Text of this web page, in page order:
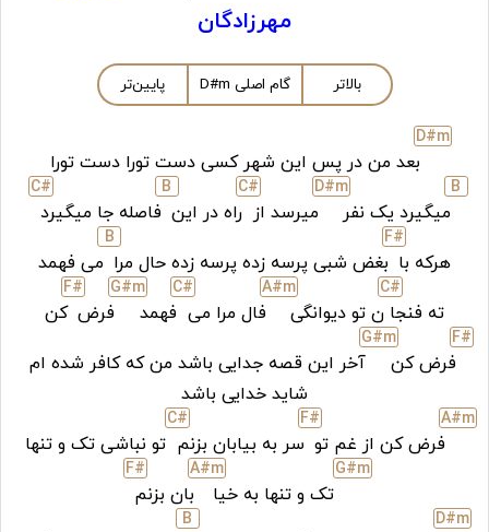
مهرزادگان
بالاتر گام اصلی D#m پایین‌تر
D#m
بعد من در پس این شهر کسی دست تورا دست تورا
B
میگیرد یک نفر
D#m
میرسد از
C#
راه در این
B
فاصله جا میگیرد
C#
هرکه با
F#
بغض شبی پرسه زده پرسه زده حال مرا
B
می فهمد
ته فنجا
C#
ن تو دیوانگی
A#m
فال مرا می
C#
فهمد
G#m
فرض
F#
کن
F#
فرض کن
G#m
آخر این قصه جدایی باشد من که کافر شده‌ ام
شاید خدایی باشد
A#m
فرض کن از غم تو
F#
سر به بیابان بزنم
C#
تو نباشی تک و تنها
G#m
تک و تنها به خیا
A#m
بان بزنم
F#
D#m
B